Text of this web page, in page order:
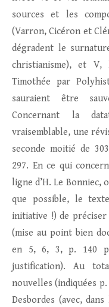
sources et les
(Varron, Cicéron et
dégradent le
christianisme), et V,
Timothée par
sauraient être
Concernant la
vraisemblable, une
seconde moitié de
297. En ce qui
ligne d’H. Le Bonniec,
que possible, le
initiative !) de préciser
(mise au point bien
en 5, 6, 3, p. 140
justification). Au
nouvelles (indiquées p.
Desbordes (avec,